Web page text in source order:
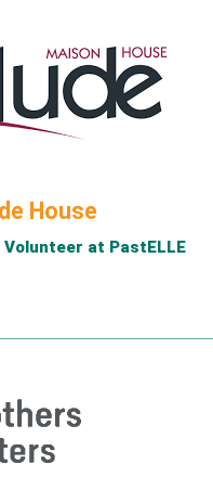
House
Volunteer at PastELLE